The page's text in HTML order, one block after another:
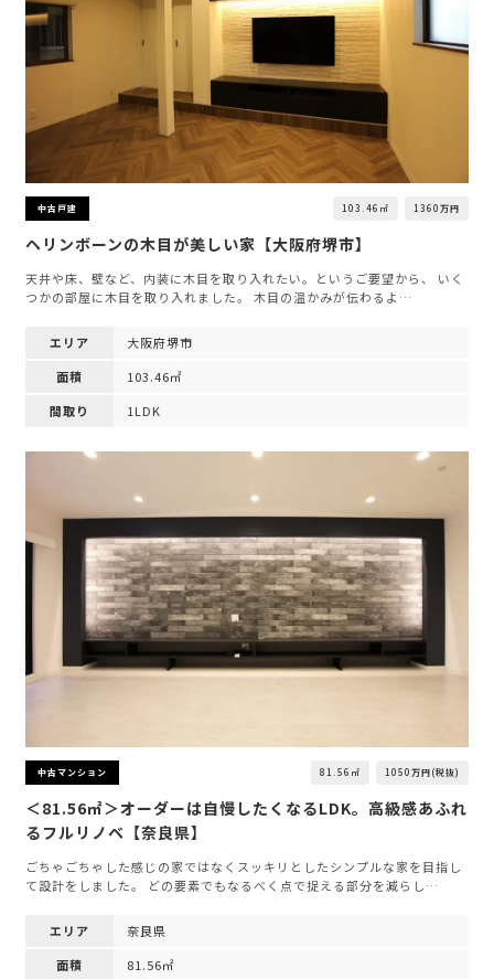
中古戸建 103.46㎡ 1360万円
ヘリンボーンの木目が美しい家【大阪府堺市】
天井や床、壁など、内装に木目を取り入れたい。というご要望から、 いく
つかの部屋に木目を取り入れました。 木目の温かみが伝わるよ…
エリア
大阪府堺市
面積
103.46㎡
間取り
1LDK
中古マンション 81.56㎡ 1050万円(税抜)
＜81.56㎡＞オーダーは自慢したくなるLDK。高級感あふれ
るフルリノベ【奈良県】
ごちゃごちゃした感じの家ではなくスッキリとしたシンプルな家を目指し
て設計をしました。 どの要素でもなるべく点で捉える部分を減らし…
エリア
奈良県
面積
81.56㎡